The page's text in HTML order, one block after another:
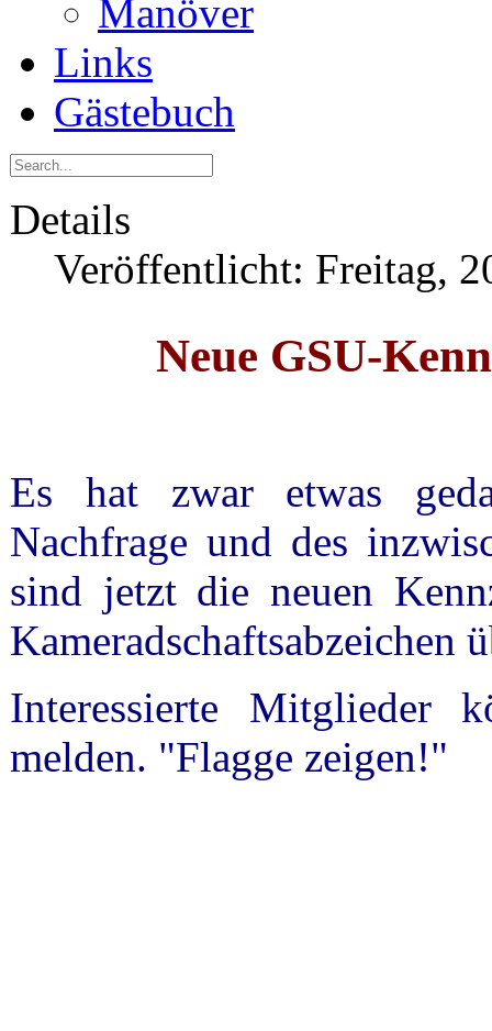
Manöver
Links
Gästebuch
Details
Veröffentlicht: Freitag,
Neue GSU-
Es hat zwar etwas
Nachfrage und des
sind jetzt die neuen
Kameradschaftsabzeichen
Interessierte Mitglieder
melden. "Flagge zeigen!"